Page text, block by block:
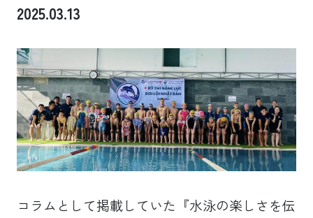
2025.03.13
コラムとして掲載していた『水泳の楽しさを伝